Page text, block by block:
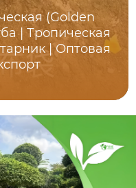
(Golden
| Тропическая
| Оптовая